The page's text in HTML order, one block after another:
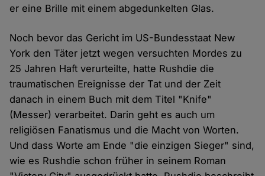
er eine Brille mit einem abgedunkelten Glas.
Noch bevor das Gericht im US-Bundesstaat New
York den Täter jetzt wegen versuchten Mordes zu
25 Jahren Haft verurteilte, hatte Rushdie die
traumatischen Ereignisse der Tat und der Zeit
danach in einem Buch mit dem Titel "Knife"
(Messer) verarbeitet. Darin geht es auch um
religiösen Fanatismus und die Macht von Worten.
Und dass Worte am Ende "die einzigen Sieger" sind,
wie es Rushdie schon früher in seinem Roman